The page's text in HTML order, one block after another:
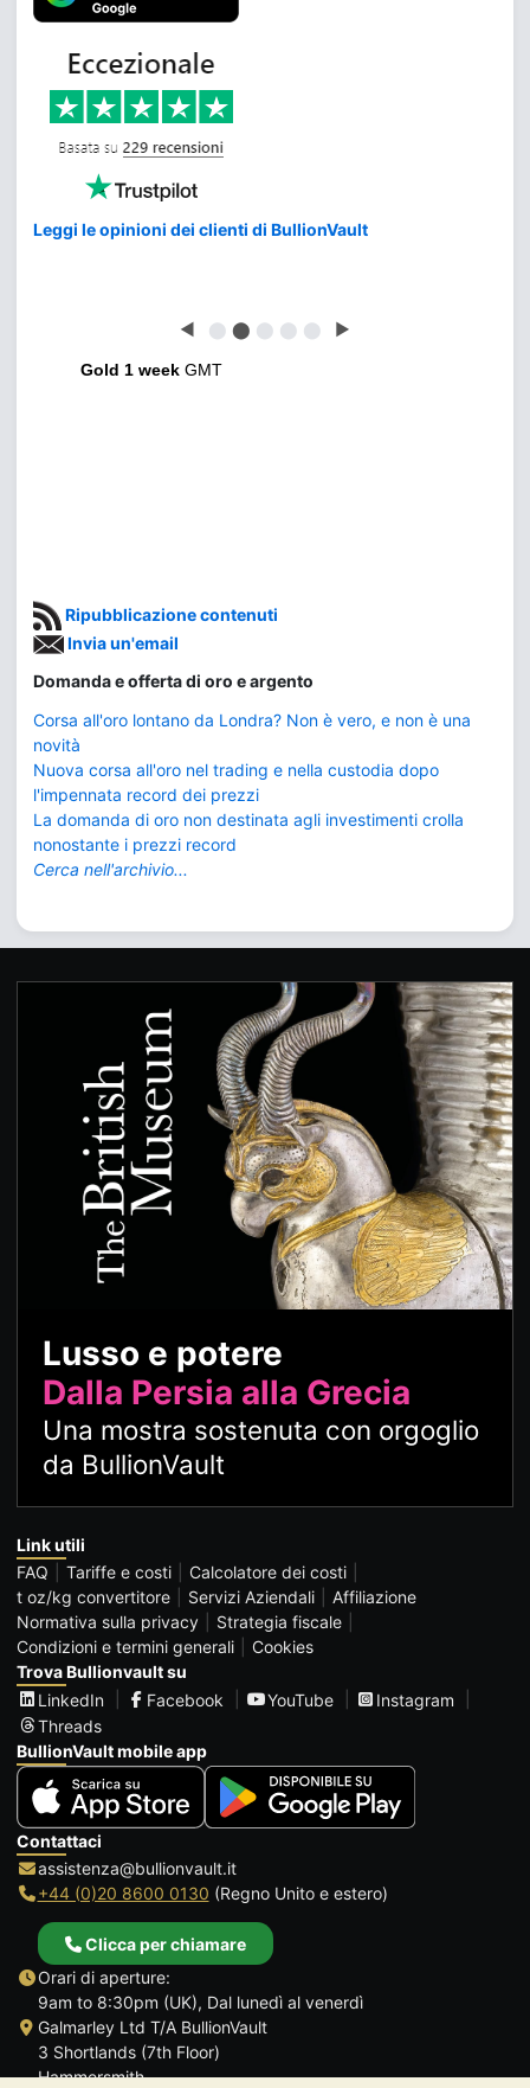
Leggi le opinioni dei clienti di BullionVault
◀ ⬤ ⬤ ⬤ ⬤ ⬤ ▶
Gold 1 week GMT
Ripubblicazione contenuti
Invia un'email
Domanda e offerta di oro e argento
Corsa all'oro lontano da Londra? Non è vero, e non è una
novità
Nuova corsa all'oro nel trading e nella custodia dopo
l'impennata record dei prezzi
La domanda di oro non destinata agli investimenti crolla
nonostante i prezzi record
Cerca nell'archivio...
Lusso e potere
Dalla Persia alla Grecia
Una mostra sostenuta con orgoglio
da BullionVault
Link utili
FAQ
Tariffe e costi
Calcolatore dei costi
t oz/kg convertitore
Servizi Aziendali
Affiliazione
Normativa sulla privacy
Strategia fiscale
Condizioni e termini generali
Cookies
Trova Bullionvault su
LinkedIn
Facebook YouTube
Instagram
Threads
BullionVault mobile app
Contattaci
assistenza@bullionvault.it
+44 (0)20 8600 0130 (Regno Unito e estero)
Clicca per chiamare
Orari di aperture:
9am to 8:30pm (UK), Dal lunedì al venerdì
Galmarley Ltd T/A BullionVault
3 Shortlands (7th Floor)
Hammersmith